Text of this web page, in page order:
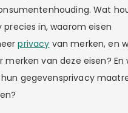
Wat
in, waarom eisen
privacy van merken, en
merken van deze eisen? En
gegevensprivacy